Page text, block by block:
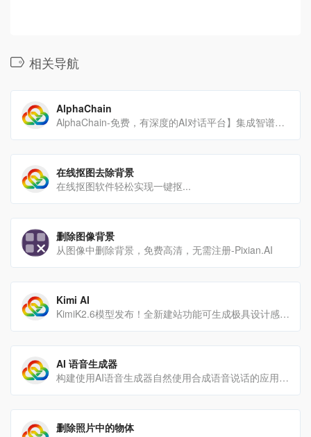
相关导航
AlphaChain
AlphaChain-免费，有深度的AI对话平台】集成智谱、千帆、文心一言、零一万物和月之暗面等主流大语言[…]
在线抠图去除背景
在线抠图软件轻松实现一键抠...
删除图像背景
从图像中删除背景，免费高清，无需注册-Pixian.AI
Kimi AI
KimiK2.6模型发布！全新建站功能可生成极具设计感的网站，支持轻量后端模块；Agent集群全面升级，[…]
AI 语音生成器
构建使用AI语音生成器自然使用合成语音说话的应用和服务。通过文本阅读器和文本到语音转换吸引客户。
删除照片中的物体